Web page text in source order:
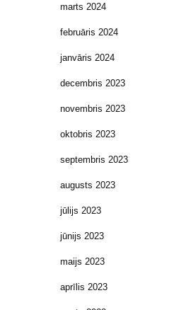
marts 2024
februāris 2024
janvāris 2024
decembris 2023
novembris 2023
oktobris 2023
septembris 2023
augusts 2023
jūlijs 2023
jūnijs 2023
maijs 2023
aprīlis 2023